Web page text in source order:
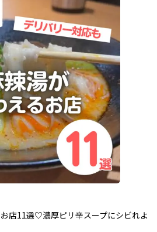
店11選♡濃厚ピリ辛スープにシビれよ